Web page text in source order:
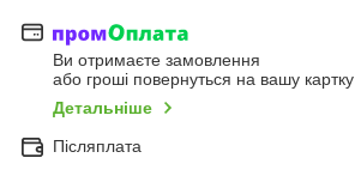
Ви отримаєте замовлення
або гроші повернуться на вашу картку
Детальніше
Післяплата